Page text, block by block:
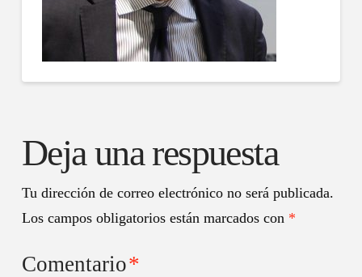
Deja una respuesta
Tu dirección de correo electrónico no será publicada.
Los campos obligatorios están marcados con *
Comentario*